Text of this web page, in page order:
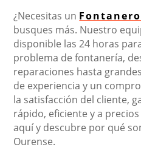
¿Necesitas un
busques más. Nuestro
disponible las 24 horas
problema de fontanería,
reparaciones hasta
de experiencia y un
la satisfacción del cliente,
rápido, eficiente y a
aquí y descubre por qué
Ourense.